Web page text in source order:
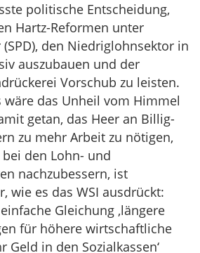
politische Entscheidung,
Hartz-Reformen unter
den Niedriglohnsektor in
auszubauen und der
Vorschub zu leisten.
wäre das Unheil vom Himmel
getan, das Heer an Billig-
zu mehr Arbeit zu nötigen,
den Lohn- und
nachzubessern, ist
wie es das WSI ausdrückt:
Gleichung ‚längere
für höhere wirtschaftliche
Geld in den Sozialkassen‘